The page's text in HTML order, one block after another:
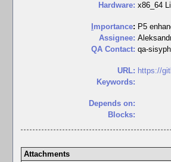
Hardware: x86_64
mportance: P5
Assignee:
QA Contact: qa-
URL: https://
Keywords:
Depends on:
Blocks:
Attachments